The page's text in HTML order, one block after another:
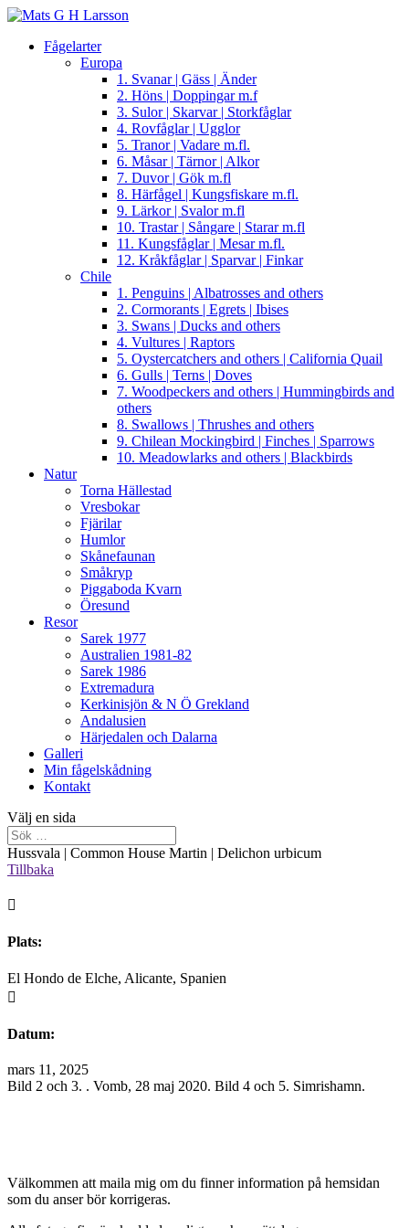
Fågelarter
Europa
1. Svanar | Gäss | Änder
2. Höns | Doppingar m.f
3. Sulor | Skarvar | Storkfåglar
4. Rovfåglar | Ugglor
5. Tranor | Vadare m.fl.
6. Måsar | Tärnor | Alkor
7. Duvor | Gök m.fl
8. Härfågel | Kungsfiskare m.fl.
9. Lärkor | Svalor m.fl
10. Trastar | Sångare | Starar m.fl
11. Kungsfåglar | Mesar m.fl.
12. Kråkfåglar | Sparvar | Finkar
Chile
1. Penguins | Albatrosses and others
2. Cormorants | Egrets | Ibises
3. Swans | Ducks and others
4. Vultures | Raptors
5. Oystercatchers and others | California Quail
6. Gulls | Terns | Doves
7. Woodpeckers and others | Hummingbirds and
others
8. Swallows | Thrushes and others
9. Chilean Mockingbird | Finches | Sparrows
10. Meadowlarks and others | Blackbirds
Natur
Torna Hällestad
Vresbokar
Fjärilar
Humlor
Skånefaunan
Småkryp
Piggaboda Kvarn
Öresund
Resor
Sarek 1977
Australien 1981-82
Sarek 1986
Extremadura
Kerkinisjön & N Ö Grekland
Andalusien
Härjedalen och Dalarna
Galleri
Min fågelskådning
Kontakt
Välj en sida
Hussvala | Common House Martin | Delichon urbicum
Tillbaka

Plats:
El Hondo de Elche, Alicante, Spanien

Datum:
mars 11, 2025
Bild 2 och 3. . Vomb, 28 maj 2020. Bild 4 och 5. Simrishamn.
Välkommen att maila mig om du finner information på hemsidan
som du anser bör korrigeras.